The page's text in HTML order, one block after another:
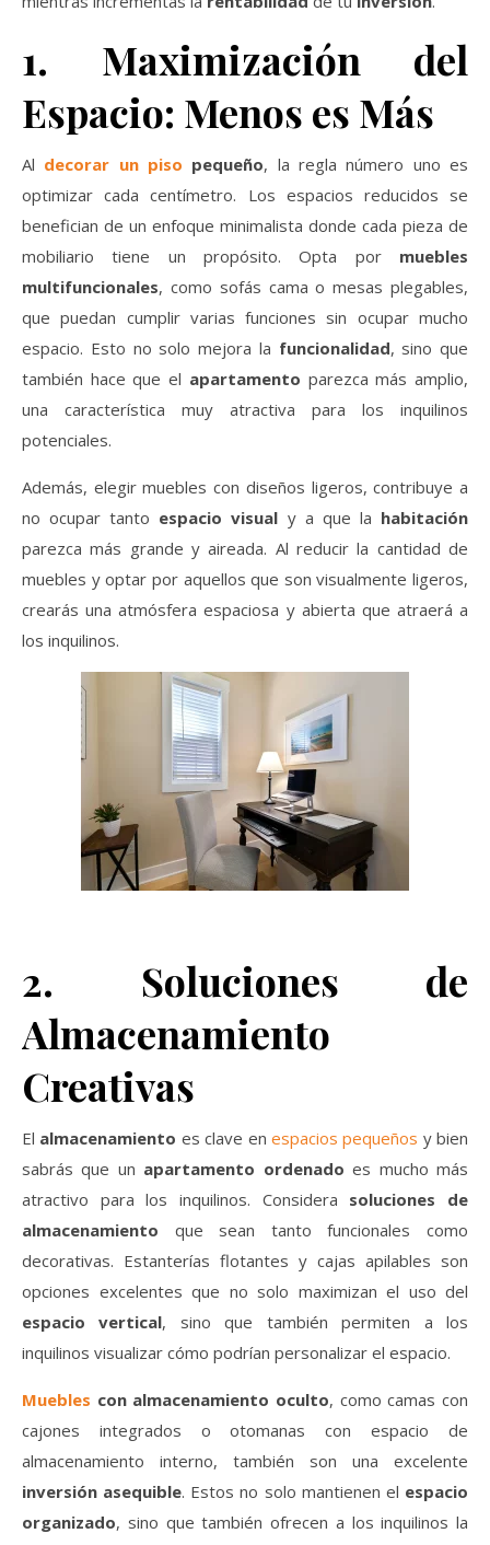
1. Maximización del
Espacio: Menos es Más
Al decorar un piso pequeño, la regla número uno es
optimizar cada centímetro. Los espacios reducidos se
benefician de un enfoque minimalista donde cada pieza de
mobiliario tiene un propósito. Opta por muebles
multifuncionales, como sofás cama o mesas plegables,
que puedan cumplir varias funciones sin ocupar mucho
espacio. Esto no solo mejora la funcionalidad, sino que
también hace que el apartamento parezca más amplio,
una característica muy atractiva para los inquilinos
potenciales.
Además, elegir muebles con diseños ligeros, contribuye a
no ocupar tanto espacio visual y a que la habitación
parezca más grande y aireada. Al reducir la cantidad de
muebles y optar por aquellos que son visualmente ligeros,
crearás una atmósfera espaciosa y abierta que atraerá a
los inquilinos.
2. Soluciones de
Almacenamiento
Creativas
El almacenamiento es clave en espacios pequeños y bien
sabrás que un apartamento ordenado es mucho más
atractivo para los inquilinos. Considera soluciones de
almacenamiento que sean tanto funcionales como
decorativas. Estanterías flotantes y cajas apilables son
opciones excelentes que no solo maximizan el uso del
espacio vertical, sino que también permiten a los
inquilinos visualizar cómo podrían personalizar el espacio.
Muebles con almacenamiento oculto, como camas con
cajones integrados o otomanas con espacio de
almacenamiento interno, también son una excelente
inversión asequible. Estos no solo mantienen el espacio
organizado, sino que también ofrecen a los inquilinos la